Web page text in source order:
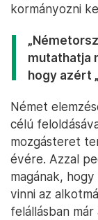
kormányozni
mutathatja
hogy azért
Német
célú
mozgásteret
évére. Azzal
magának,
vinni az
felállásban